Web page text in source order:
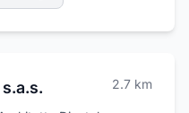
2.7 km